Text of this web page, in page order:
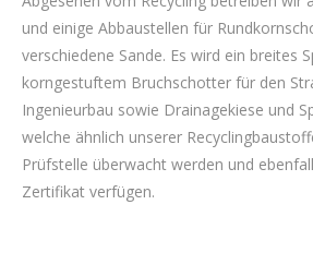
und einige Abbaustellen für
verschiedene Sande. Es wird ein breites
korngestuftem Bruchschotter für den
Ingenieurbau sowie Drainagekiese und
welche ähnlich unserer
Prüfstelle überwacht werden und
Zertifikat verfügen.